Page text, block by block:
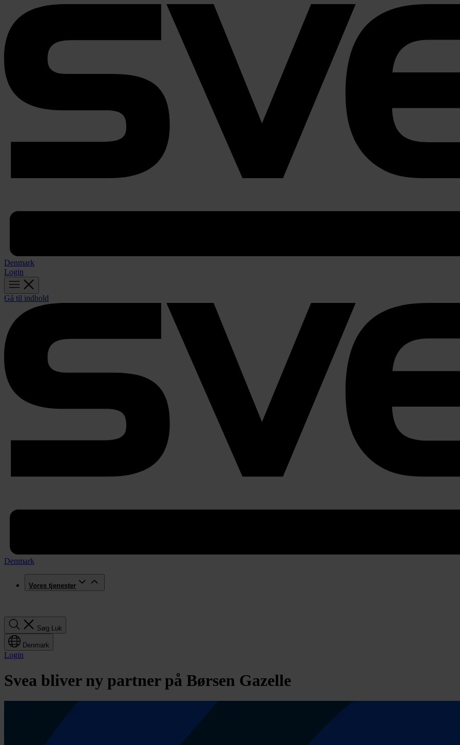
Denmark
Login
Gå til indhold
Denmark
Vores tjenester
Søg Luk
Denmark
Login
Svea bliver ny partner på Børsen Gazelle